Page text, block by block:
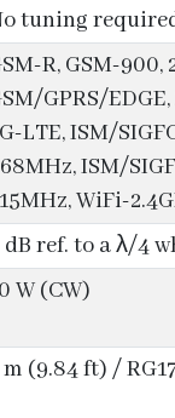
tuning
R, GSM-900,
GPRS/
LTE, ISM/
ISM/
WiFi-
dB ref. to a λ/4
W (CW)
m (9.84 ft) /